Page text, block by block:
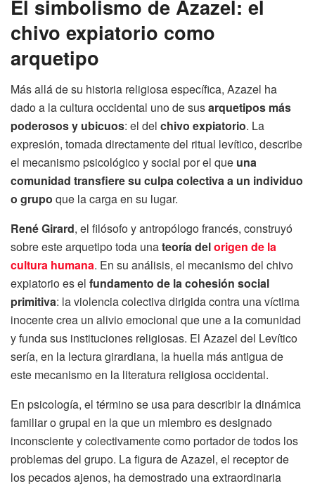
El simbolismo de Azazel: el
chivo expiatorio como
arquetipo
Más allá de su historia religiosa específica, Azazel ha
dado a la cultura occidental uno de susarquetipos más
poderosos y ubicuos: el del chivo expiatorio. La
expresión, tomada directamente del ritual levítico, describe
el mecanismo psicológico y social por el que una
comunidad transfiere su culpa colectiva a un individuo
o grupo que la carga en su lugar.
René Girard, el filósofo y antropólogo francés, construyó
sobre este arquetipo toda unateoría delorigen de la
cultura humana. En su análisis, el mecanismo del chivo
expiatorio es el fundamento de la cohesión social
primitiva: la violencia colectiva dirigida contra una víctima
inocente crea un alivio emocional que une a la comunidad
y funda sus instituciones religiosas. El Azazel del Levítico
sería, en la lectura girardiana, la huella más antigua de
este mecanismo en la literatura religiosa occidental.
En psicología, el término se usa para describir la dinámica
familiar o grupal en la que un miembro es designado
inconsciente y colectivamente como portador de todos los
problemas del grupo. La figura de Azazel, el receptor de
los pecados ajenos, ha demostrado una extraordinaria